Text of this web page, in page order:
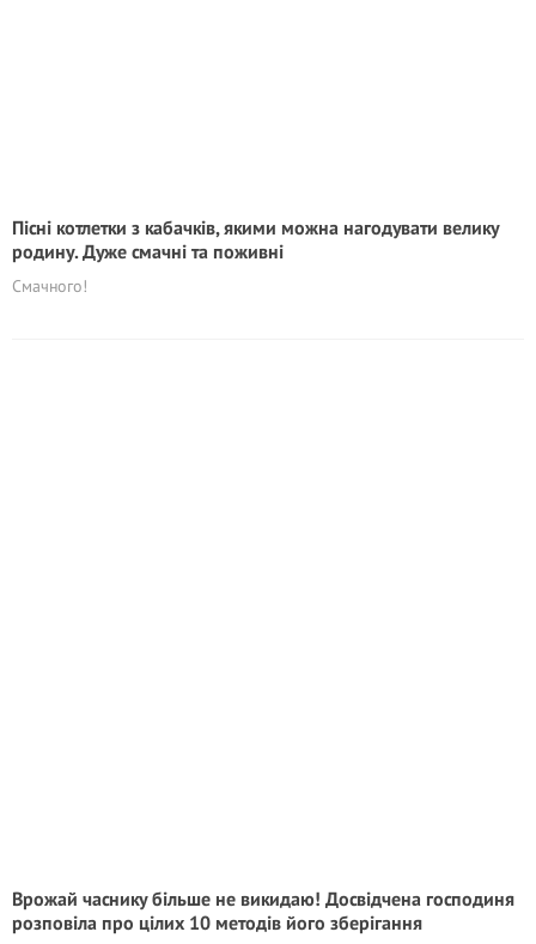
Пісні котлетки з кабачків, якими можна нагодувати велику
родину. Дуже смачні та поживні
Смачного!
Врожай часнику більше не викидаю! Досвідчена господиня
розповіла про цілих 10 методів його зберігання